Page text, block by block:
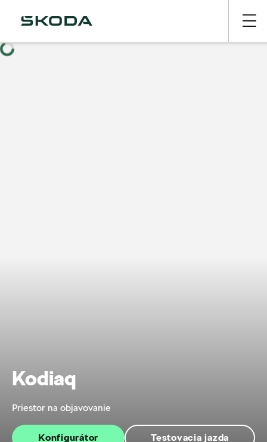
Kodiaq
Priestor na objavovanie
Konfigurátor Testovacia jazda